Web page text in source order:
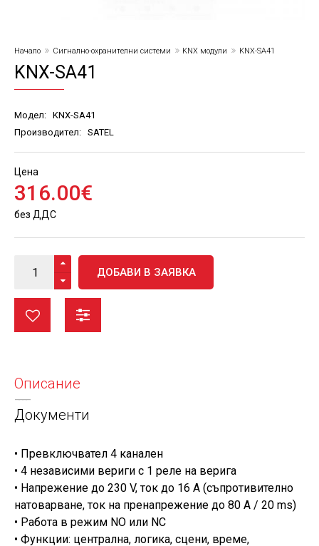
Начало Сигнално-охранителни системи KNX модули KNX-SA41
KNX-SA41
Модел: KNX-SA41
Производител: SATEL
Цена
316.00€
без ДДС
ДОБАВИ В ЗАЯВКА
Описание
Документи
• Превключвател 4 канален
• 4 независими вериги с 1 реле на верига
• Напрежение до 230 V, ток до 16 A (съпротивително
натоварване, ток на пренапрежение до 80 A / 20 ms)
• Работа в режим NO или NC
• Функции: централна, логика, сцени, време,